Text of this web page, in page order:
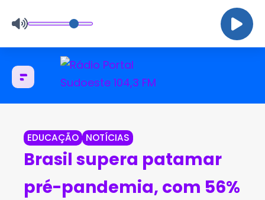
EDUCAÇÃO NOTÍCIAS
Brasil supera patamar
pré-pandemia, com 56%